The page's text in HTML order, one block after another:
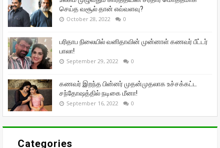
செய்த வசூல் தான் எவ்வளவு?
October 28, 2022 0
பரிதாப நிலையில் வனிதாவின் முன்னாள் கணவர் பீட்டர்
பாலா!
September 29, 2022 0
கணவர் இறந்த பின்னர் முதன்முதலாக உச்சக்கட்ட
சந்தோஷத்தில் நடிகை மீனா!
September 16, 2022 0
Categories